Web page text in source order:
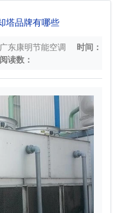
塔品牌有哪些
广东康明节能空调
时间：
阅读数：